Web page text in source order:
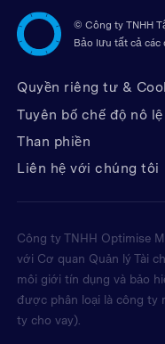
© Công ty TNHH
Bảo lưu tất cả các
Quyền riêng tư &
Tuyên bố chế độ nô
Than phiền
Liên hệ với chúng tôi
Công ty TNHH Optimise
với Cơ quan Quản lý Tài
môi giới tín dụng và bảo
được phân loại là công ty
ty cho vay).